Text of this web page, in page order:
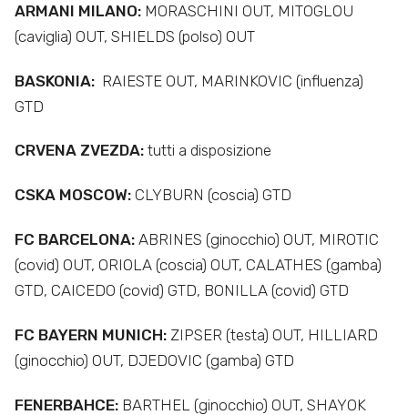
ARMANI MILANO: MORASCHINI OUT, MITOGLOU
(caviglia) OUT, SHIELDS (polso) OUT
BASKONIA: RAIESTE OUT, MARINKOVIC (influenza)
GTD
CRVENA ZVEZDA: tutti a disposizione
CSKA MOSCOW: CLYBURN (coscia) GTD
FC BARCELONA: ABRINES (ginocchio) OUT, MIROTIC
(covid) OUT, ORIOLA (coscia) OUT, CALATHES (gamba)
GTD, CAICEDO (covid) GTD, BONILLA (covid) GTD
FC BAYERN MUNICH: ZIPSER (testa) OUT, HILLIARD
(ginocchio) OUT, DJEDOVIC (gamba) GTD
FENERBAHCE: BARTHEL (ginocchio) OUT, SHAYOK